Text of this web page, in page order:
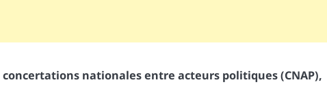
concertations nationales entre acteurs politiques (CNAP),